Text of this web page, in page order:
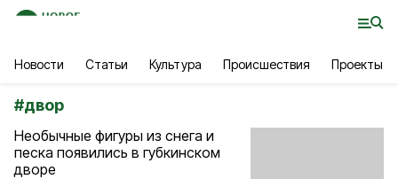
Новости Статьи Культура Происшествия Проекты
#двор
Необычные фигуры из снега и
песка появились в губкинском
дворе